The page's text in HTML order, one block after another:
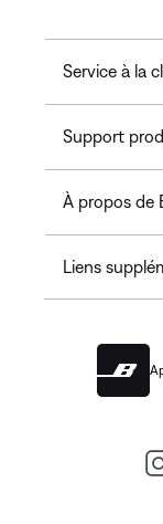
Service à la
Support
À propos de
Liens